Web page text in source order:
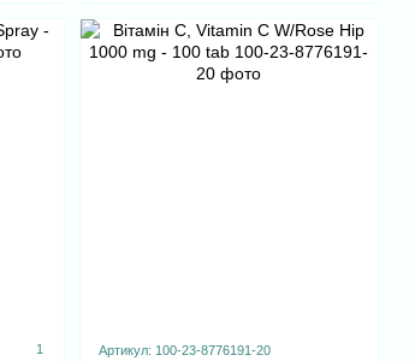
1
Артикул: 100-23-8776191-20